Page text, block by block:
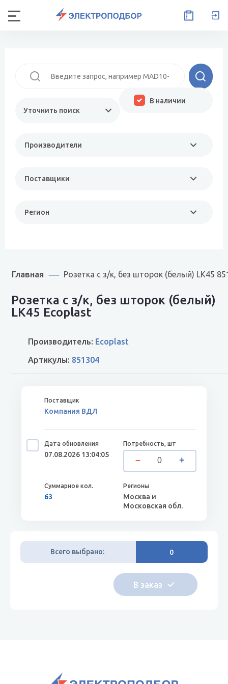
Уточнить поиск
Производители
Поставщики
Регион
В наличии
Главная Розетка с з/к, без шторок (белый) LK45
Розетка с з/к, без шторок (белый)
LK45 Ecoplast
Производитель: Ecoplast
Артикулы: 851304
Компания ВДЛ
07.08.2026 13:04:05
63
Москва и
Московская обл.
Всего выбрано: 0